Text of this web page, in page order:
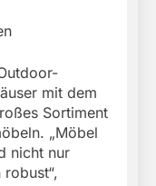
mit dem
Sortiment
„Möbel
nicht nur